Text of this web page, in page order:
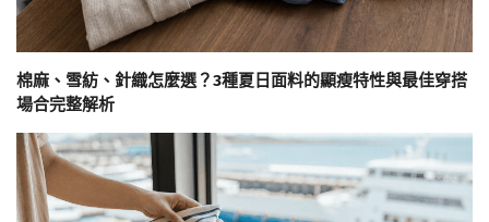
棉麻、雪紡、針織怎麼選？3種夏日面料的顯瘦特性與最佳穿搭
場合完整解析